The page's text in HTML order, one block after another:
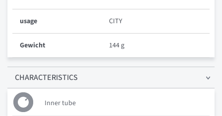
usage CITY
Gewicht 144 g
CHARACTERISTICS
Inner tube